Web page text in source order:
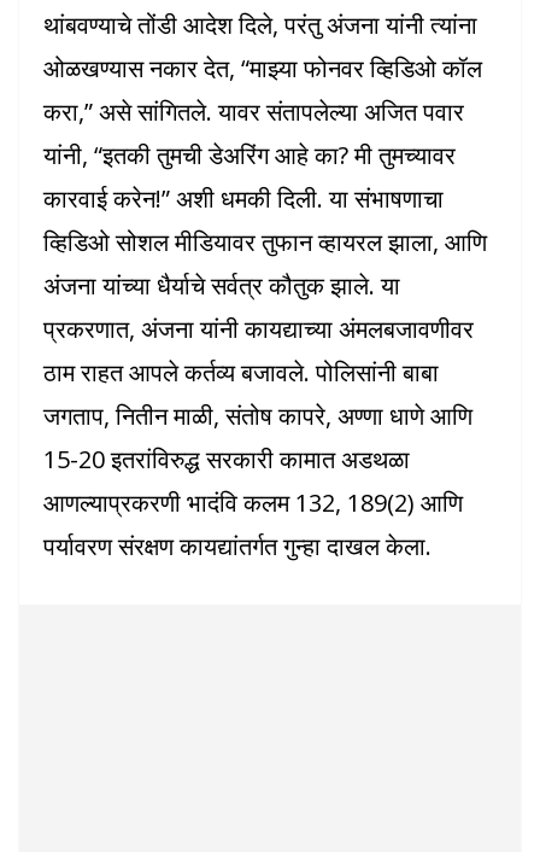
थांबवण्याचे तोंडी आदेश दिले, परंतु अंजना यांनी त्यांना
ओळखण्यास नकार देत, “माझ्या फोनवर व्हिडिओ कॉल
करा,” असे सांगितले. यावर संतापलेल्या अजित पवार
यांनी, “इतकी तुमची डेअरिंग आहे का? मी तुमच्यावर
कारवाई करेन!” अशी धमकी दिली. या संभाषणाचा
व्हिडिओ सोशल मीडियावर तुफान व्हायरल झाला, आणि
अंजना यांच्या धैर्याचे सर्वत्र कौतुक झाले. या
प्रकरणात, अंजना यांनी कायद्याच्या अंमलबजावणीवर
ठाम राहत आपले कर्तव्य बजावले. पोलिसांनी बाबा
जगताप, नितीन माळी, संतोष कापरे, अण्णा धाणे आणि
15-20 इतरांविरुद्ध सरकारी कामात अडथळा
आणल्याप्रकरणी भादंवि कलम 132, 189(2) आणि
पर्यावरण संरक्षण कायद्यांतर्गत गुन्हा दाखल केला.